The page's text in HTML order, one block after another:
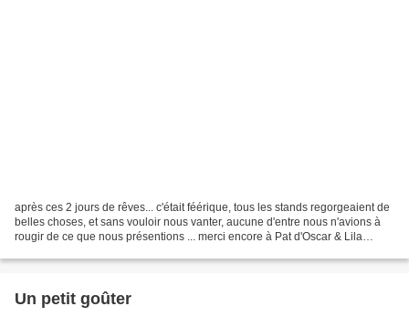
après ces 2 jours de rêves... c'était féérique, tous les stands regorgeaient de
belles choses, et sans vouloir nous vanter, aucune d'entre nous n'avions à
rougir de ce que nous présentions ... merci encore à Pat d'Oscar & Lila
Un petit goûter